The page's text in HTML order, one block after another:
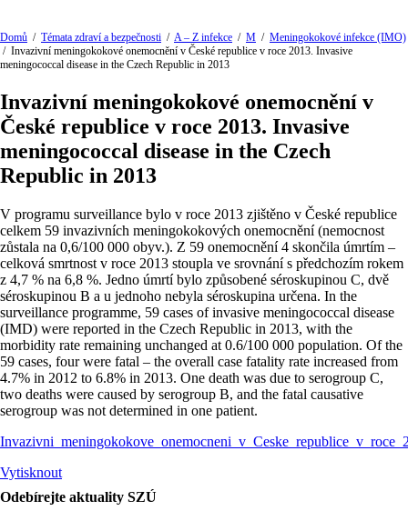
Domů / Témata zdraví a bezpečnosti / A – Z infekce / M / Meningokokové infekce (IMO)
/ Invazivní meningokokové onemocnění v České republice v roce 2013. Invasive
meningococcal disease in the Czech Republic in 2013
Invazivní meningokokové onemocnění v
České republice v roce 2013. Invasive
meningococcal disease in the Czech
Republic in 2013
V programu surveillance bylo v roce 2013 zjištěno v České republice
celkem 59 invazivních meningokokových onemocnění (nemocnost
zůstala na 0,6/100 000 obyv.). Z 59 onemocnění 4 skončila úmrtím –
celková smrtnost v roce 2013 stoupla ve srovnání s předchozím rokem
z 4,7 % na 6,8 %. Jedno úmrtí bylo způsobené séroskupinou C, dvě
séroskupinou B a u jednoho nebyla séroskupina určena. In the
surveillance programme, 59 cases of invasive meningococcal disease
(IMD) were reported in the Czech Republic in 2013, with the
morbidity rate remaining unchanged at 0.6/100 000 population. Of the
59 cases, four were fatal – the overall case fatality rate increased from
4.7% in 2012 to 6.8% in 2013. One death was due to serogroup C,
two deaths were caused by serogroup B, and the fatal causative
serogroup was not determined in one patient.
Vytisknout
Odebírejte aktuality SZÚ